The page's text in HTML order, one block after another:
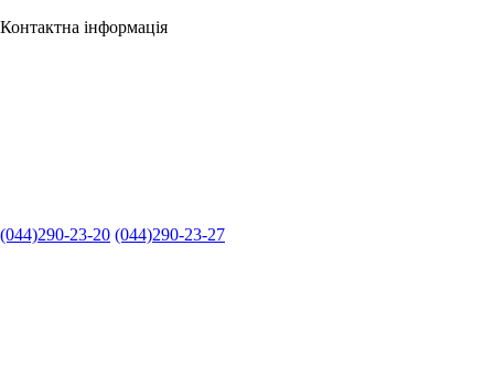
Контактна інформація
(044)290-23-20 (044)290-23-27